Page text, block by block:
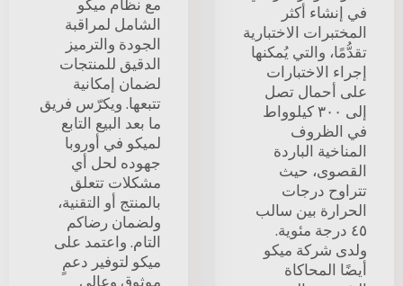
في إنشاء أكثر
المختبرات الاختبارية
تقدُّمًا، والتي يُمكنها
إجراء الاختبارات
على أحمال تصل
إلى ٣٠٠ كيلوواط
في الظروف
المناخية الباردة
القصوى، حيث
تتراوح درجات
الحرارة بين سالب
٤٥ درجة مئوية.
ولدى شركة ميكو
أيضًا المحاكاة
مع نظام ميكو
الشامل لمراقبة
الجودة والترميز
الدقيق للمنتجات
لضمان إمكانية
تتبعها. ويكرّس فريق
ما بعد البيع التابع
لميكو في أوروبا
جهوده لحل أي
مشكلات تتعلق
بالمنتج أو التقنية،
ولضمان رضاكم
التام. واعتمد على
ميكو لتوفير دعمٍ